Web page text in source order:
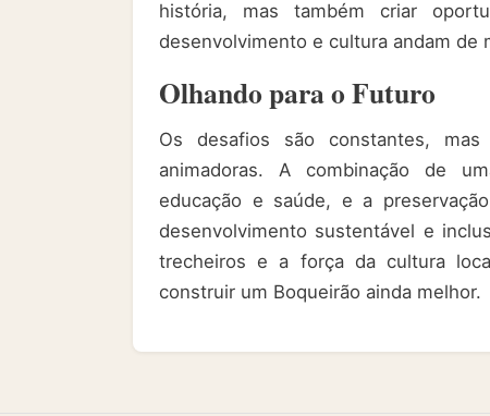
história, mas também criar
desenvolvimento e cultura andam de
Olhando para o Futuro
Os desafios são constantes,
animadoras. A combinação de
educação e saúde, e a
desenvolvimento sustentável e
trecheiros e a força da cultura
construir um Boqueirão ainda melhor.